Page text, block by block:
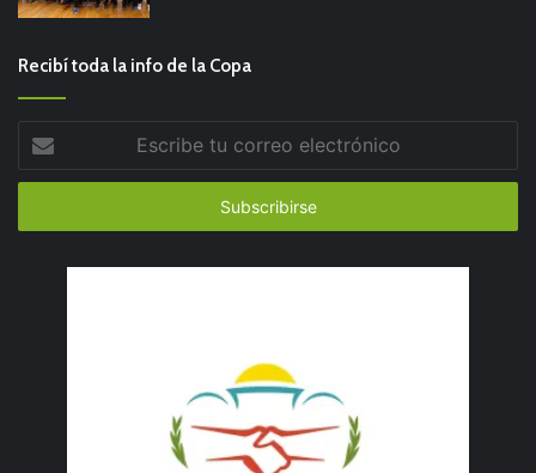
Recibí toda la info de la Copa
correo